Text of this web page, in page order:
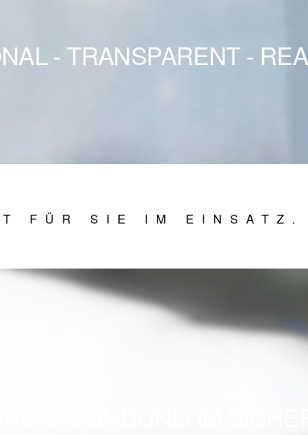
- TRANSPARENT -
FÜR SIE IM EINSATZ.
ERFAHRUNG IM